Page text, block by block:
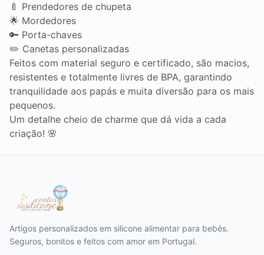
🍼 Prendedores de chupeta
🌟 Mordedores
🔑 Porta-chaves
✏️ Canetas personalizadas
Feitos com material seguro e certificado, são macios,
resistentes e totalmente livres de BPA, garantindo
tranquilidade aos papás e muita diversão para os mais
pequenos.
Um detalhe cheio de charme que dá vida a cada
criação! 🌸
Artigos personalizados em silicone alimentar para bebés.
Seguros, bonitos e feitos com amor em Portugal.